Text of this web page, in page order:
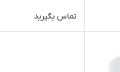
تماس بگیرید